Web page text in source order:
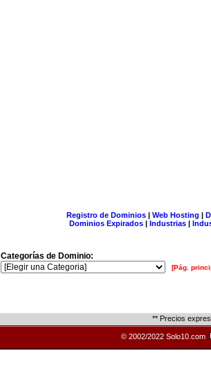
Registro de Dominios| Web Hosting |
Dominios Expirados | Industrias |
Categorías de Dominio:
[Pág.
** Precios
© 2002/2022 Solo10.com